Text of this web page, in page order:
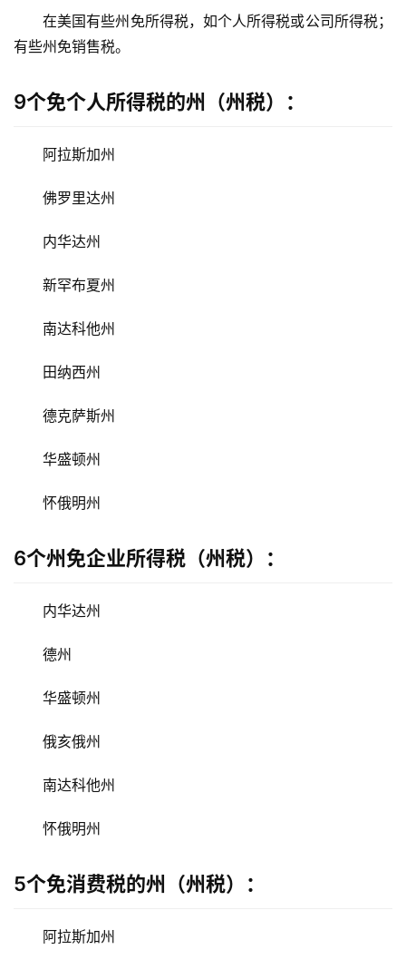
行
户
在美国有些州免所得税，如个人所得税或公司所得税；
有些州免销售税。
9个免个人所得税的州（州税）：
阿拉斯加州
佛罗里达州
内华达州
新罕布夏州
南达科他州
田纳西州
德克萨斯州
华盛顿州
怀俄明州
6个州免企业所得税（州税）：
内华达州
德州
华盛顿州
俄亥俄州
南达科他州
怀俄明州
5个免消费税的州（州税）：
阿拉斯加州